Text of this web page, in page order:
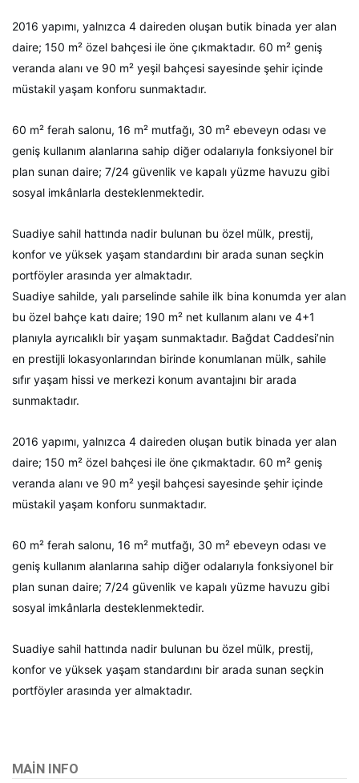
2016 yapımı, yalnızca 4 daireden oluşan butik binada yer alan
daire; 150 m² özel bahçesi ile öne çıkmaktadır. 60 m² geniş
veranda alanı ve 90 m² yeşil bahçesi sayesinde şehir içinde
müstakil yaşam konforu sunmaktadır.
60 m² ferah salonu, 16 m² mutfağı, 30 m² ebeveyn odası ve
geniş kullanım alanlarına sahip diğer odalarıyla fonksiyonel bir
plan sunan daire; 7/24 güvenlik ve kapalı yüzme havuzu gibi
sosyal imkânlarla desteklenmektedir.
Suadiye sahil hattında nadir bulunan bu özel mülk, prestij,
konfor ve yüksek yaşam standardını bir arada sunan seçkin
portföyler arasında yer almaktadır.
Suadiye sahilde, yalı parselinde sahile ilk bina konumda yer alan
bu özel bahçe katı daire; 190 m² net kullanım alanı ve 4+1
planıyla ayrıcalıklı bir yaşam sunmaktadır. Bağdat Caddesi’nin
en prestijli lokasyonlarından birinde konumlanan mülk, sahile
sıfır yaşam hissi ve merkezi konum avantajını bir arada
sunmaktadır.
2016 yapımı, yalnızca 4 daireden oluşan butik binada yer alan
daire; 150 m² özel bahçesi ile öne çıkmaktadır. 60 m² geniş
veranda alanı ve 90 m² yeşil bahçesi sayesinde şehir içinde
müstakil yaşam konforu sunmaktadır.
60 m² ferah salonu, 16 m² mutfağı, 30 m² ebeveyn odası ve
geniş kullanım alanlarına sahip diğer odalarıyla fonksiyonel bir
plan sunan daire; 7/24 güvenlik ve kapalı yüzme havuzu gibi
sosyal imkânlarla desteklenmektedir.
Suadiye sahil hattında nadir bulunan bu özel mülk, prestij,
konfor ve yüksek yaşam standardını bir arada sunan seçkin
portföyler arasında yer almaktadır.
MAIN INFO